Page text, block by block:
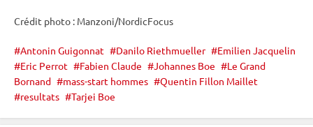
Crédit photo : Manzoni/NordicFocus
Antonin Guigonnat Danilo Riethmueller
Emilien Jacquelin
Eric Perrot
Fabien Claude Johannes Boe
Le Grand
Bornand
mass-start hommes
Quentin Fillon Maillet
resultats
Tarjei Boe